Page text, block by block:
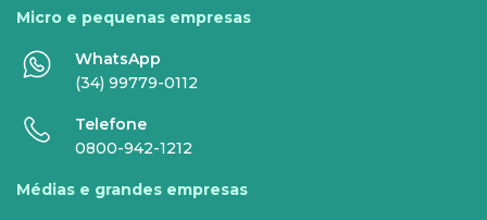
Comunicação de Dados
Super Wi-Fi
Internet Essence
Micro e pequenas empresas
WhatsApp
(34) 99779-0112
Telefone
0800-942-1212
Médias e grandes empresas